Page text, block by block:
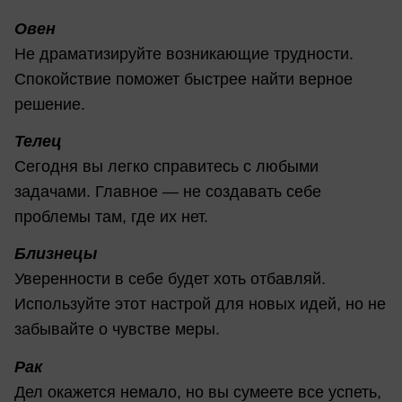
Овен
Не драматизируйте возникающие трудности.
Спокойствие поможет быстрее найти верное
решение.
Телец
Сегодня вы легко справитесь с любыми
задачами. Главное — не создавать себе
проблемы там, где их нет.
Близнецы
Уверенности в себе будет хоть отбавляй.
Используйте этот настрой для новых идей, но не
забывайте о чувстве меры.
Рак
Дел окажется немало, но вы сумеете все успеть,